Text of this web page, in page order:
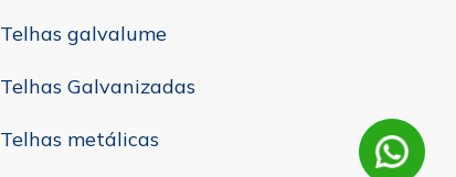
Telhas galvalume
Telhas Galvanizadas
Telhas metálicas